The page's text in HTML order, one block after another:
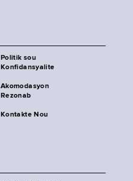
Politik sou
Konfidansyalite
Akomodasyon
Rezonab
Kontakte Nou